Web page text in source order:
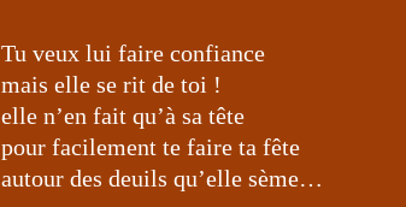
Tu veux lui faire confiance
mais elle se rit de toi !
elle n’en fait qu’à sa tête
pour facilement te faire ta fête
autour des deuils qu’elle sème…